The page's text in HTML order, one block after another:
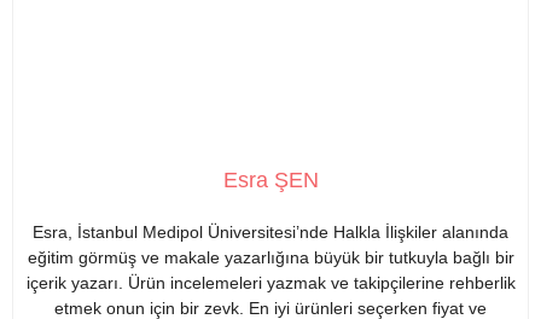
Esra ŞEN
Esra, İstanbul Medipol Üniversitesi’nde Halkla İlişkiler alanında
eğitim görmüş ve makale yazarlığına büyük bir tutkuyla bağlı bir
içerik yazarı. Ürün incelemeleri yazmak ve takipçilerine rehberlik
etmek onun için bir zevk. En iyi ürünleri seçerken fiyat ve